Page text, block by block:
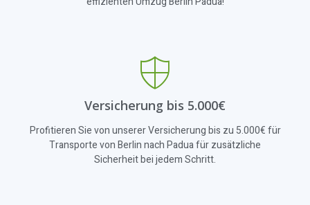
Versicherung bis 5.000€
Profitieren Sie von unserer Versicherung bis zu 5.000€ für
Transporte von Berlin nach Padua für zusätzliche
Sicherheit bei jedem Schritt.